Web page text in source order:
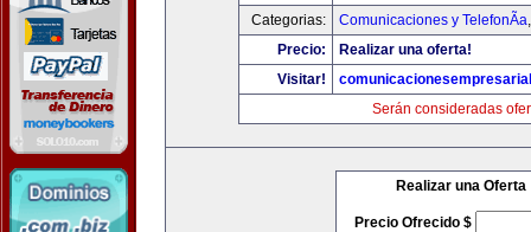
Categorias:
Comunicaciones y TelefonÃ­a
Precio:
Realizar una oferta!
Visitar!
Serán consideradas
Realizar una Oferta
Precio Ofrecido $